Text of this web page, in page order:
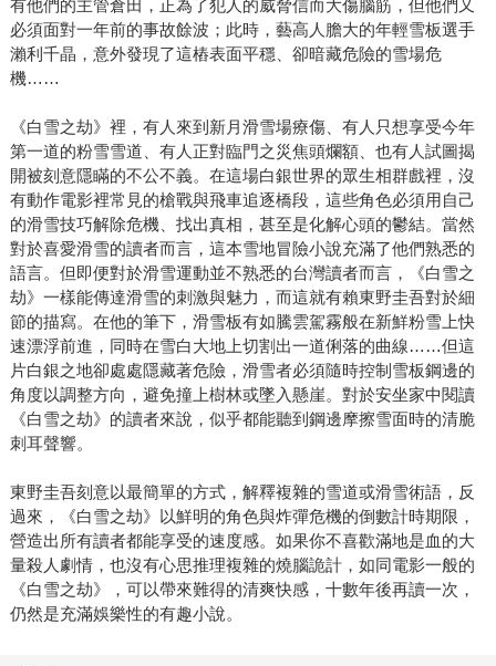
有他們的主管倉田，正為了犯人的威脅信而大傷腦筋，但他們又
必須面對一年前的事故餘波；此時，藝高人膽大的年輕雪板選手
瀨利千晶，意外發現了這樁表面平穩、卻暗藏危險的雪場危
機……
《白雪之劫》裡，有人來到新月滑雪場療傷、有人只想享受今年
第一道的粉雪雪道、有人正對臨門之災焦頭爛額、也有人試圖揭
開被刻意隱瞞的不公不義。在這場白銀世界的眾生相群戲裡，沒
有動作電影裡常見的槍戰與飛車追逐橋段，這些角色必須用自己
的滑雪技巧解除危機、找出真相，甚至是化解心頭的鬱結。當然
對於喜愛滑雪的讀者而言，這本雪地冒險小說充滿了他們熟悉的
語言。但即便對於滑雪運動並不熟悉的台灣讀者而言，《白雪之
劫》一樣能傳達滑雪的刺激與魅力，而這就有賴東野圭吾對於細
節的描寫。在他的筆下，滑雪板有如騰雲駕霧般在新鮮粉雪上快
速漂浮前進，同時在雪白大地上切割出一道俐落的曲線……但這
片白銀之地卻處處隱藏著危險，滑雪者必須隨時控制雪板鋼邊的
角度以調整方向，避免撞上樹林或墜入懸崖。對於安坐家中閱讀
《白雪之劫》的讀者來說，似乎都能聽到鋼邊摩擦雪面時的清脆
刺耳聲響。
東野圭吾刻意以最簡單的方式，解釋複雜的雪道或滑雪術語，反
過來，《白雪之劫》以鮮明的角色與炸彈危機的倒數計時期限，
營造出所有讀者都能享受的速度感。如果你不喜歡滿地是血的大
量殺人劇情，也沒有心思推理複雜的燒腦詭計，如同電影一般的
《白雪之劫》，可以帶來難得的清爽快感，十數年後再讀一次，
仍然是充滿娛樂性的有趣小說。